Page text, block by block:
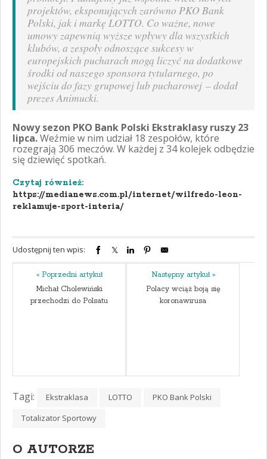
projektów, eksponujących zarówno PKO Bank
Polski, jak i markę LOTTO. Co ważne, nowe
umowy zapewnią wyższe wpływy dla wszystkich
klubów, a zespoły odnoszące sukcesy w
europejskich pucharach mogą liczyć na dodatkowe
środki od naszego sponsora tytularnego, po
wejściu do fazy grupowej lub pucharowej – dodał
prezes Animucki.
Nowy sezon PKO Bank Polski Ekstraklasy ruszy 23
lipca.Weźmie w nim udział 18 zespołów, które
rozegrają 306 meczów. W każdej z 34 kolejek odbędzie
się dziewięć spotkań.
Czytaj również:
https://medianews.com.pl/internet/wilfredo-leon-
reklamuje-sport-interia/
Udostępnij ten wpis:
« Poprzedni artykuł
Michał Cholewiński
przechodzi do Polsatu
Następny artykuł »
Polacy wciąż boją się
koronawirusa
Tagi: Ekstraklasa LOTTO
PKO Bank Polski
Totalizator Sportowy
O AUTORZE